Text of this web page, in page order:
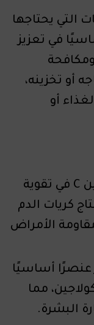
التي يحتاجها
في تعزيز
ومكافحة
أو تخزينه،
أو
: يساعد فيتامين C في تقوية
كريات الدم
الأمراض
عنصرًا أساسيًا
مما
البشرة.